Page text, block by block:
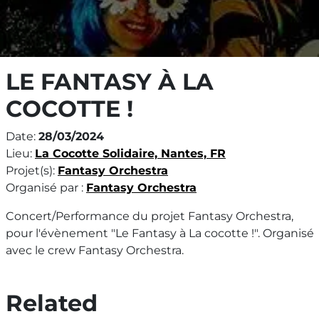
LE FANTASY À LA
COCOTTE !
Date: 28/03/2024
Lieu: La Cocotte Solidaire, Nantes, FR
Projet(s): Fantasy Orchestra
Organisé par : Fantasy Orchestra
Concert/Performance du projet Fantasy Orchestra,
pour l'évènement "Le Fantasy à La cocotte !". Organisé
avec le crew Fantasy Orchestra.
Related